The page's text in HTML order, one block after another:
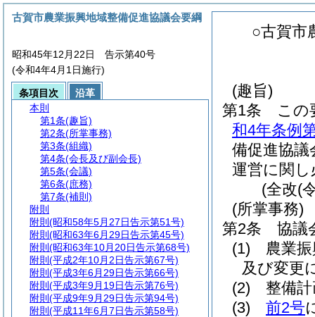
○古賀市
(趣旨)
第1条
この
和4年条例
備促進協議
運営に関
(全改(
(所掌事務)
第2条
協議
(1)
農業
及び変更
(2)
整備
(3)
前2号
古賀市農業振興地域整備促進協議会要綱
昭和45年12月22日 告示第40号
(令和4年4月1日施行)
条項目次
沿革
本則
第1条(趣旨)
第2条(所掌事務)
第3条(組織)
第4条(会長及び副会長)
第5条(会議)
第6条(庶務)
第7条(補則)
附則
附則 (昭和58年5月27日告示第51号)
附則 (昭和63年6月29日告示第45号)
附則 (昭和63年10月20日告示第68号)
附則 (平成2年10月2日告示第67号)
附則 (平成3年6月29日告示第66号)
附則 (平成3年9月19日告示第76号)
附則 (平成9年9月29日告示第94号)
附則 (平成11年6月7日告示第58号)